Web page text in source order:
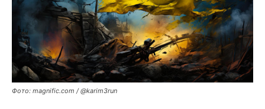
Фото: magnific.com / @karim3run